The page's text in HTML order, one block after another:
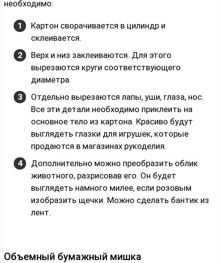
необходимо:
Картон сворачивается в цилиндр и
склеивается.
Верх и низ заклеиваются. Для этого
вырезаются круги соответствующего
диаметра.
Отдельно вырезаются лапы, уши, глаза, нос.
Все эти детали необходимо приклеить на
основное тело из картона. Красиво будут
выглядеть глазки для игрушек, которые
продаются в магазинах рукоделия.
Дополнительно можно преобразить облик
животного, разрисовав его. Он будет
выглядеть намного милее, если розовым
изобразить щечки. Можно сделать бантик из
лент.
Объемный бумажный мишка